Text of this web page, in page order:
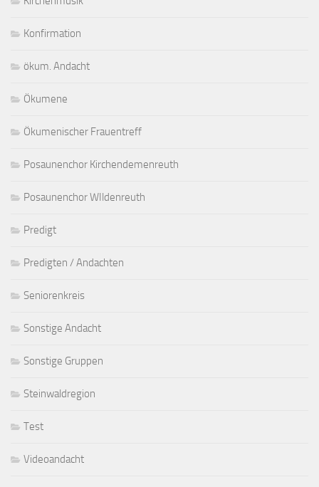
Konfirmation
ökum. Andacht
Ökumene
Ökumenischer Frauentreff
Posaunenchor Kirchendemenreuth
Posaunenchor WIldenreuth
Predigt
Predigten / Andachten
Seniorenkreis
Sonstige Andacht
Sonstige Gruppen
Steinwaldregion
Test
Videoandacht